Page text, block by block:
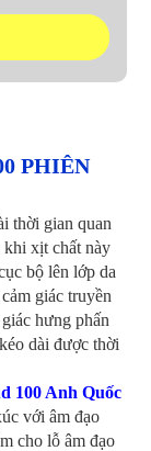
PHIÊN
thời gian quan
khi xịt chất này
bộ lên lớp da
giác truyền
hưng phấn
dài được thời
100 Anh Quốc
với âm đạo
cho lỗ âm đạo